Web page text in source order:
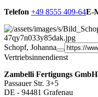
Telefon +49 8555 409-64E-
Schopf, Johanna
Vertriebsinnendienst
Zambelli Fertigungs
Passauer Str. 3+5
DE - 94481 Grafenau